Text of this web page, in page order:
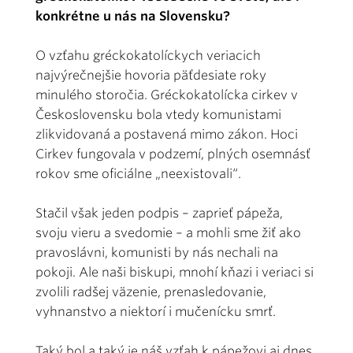
konkrétne u nás na Slovensku?
O vzťahu gréckokatolíckych veriacich
najvýrečnejšie hovoria päťdesiate roky
minulého storočia. Gréckokatolícka cirkev v
Československu bola vtedy komunistami
zlikvidovaná a postavená mimo zákon. Hoci
Cirkev fungovala v podzemí, plných osemnásť
rokov sme oficiálne „neexistovali“.
Stačil však jeden podpis – zaprieť pápeža,
svoju vieru a svedomie – a mohli sme žiť ako
pravoslávni, komunisti by nás nechali na
pokoji. Ale naši biskupi, mnohí kňazi i veriaci si
zvolili radšej väzenie, prenasledovanie,
vyhnanstvo a niektorí i mučenícku smrť.